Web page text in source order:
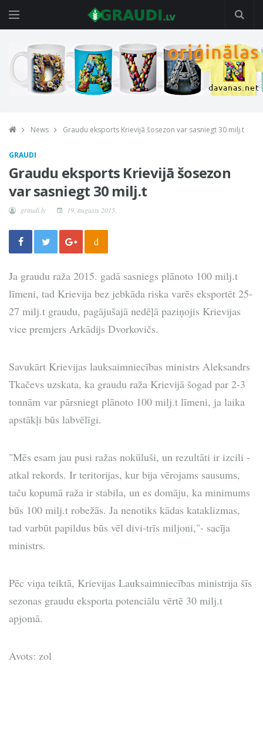
News Graudu eksports Krievijā šosezon var sasniegt 30 milj.t
GRAUDI
Graudu eksports Krievijā šosezon
var sasniegt 30 milj.t
graudi.lv 19. augusts 2015.
d
Ja graudu raža 2015. gadā sasniegs plānoto 100 milj.t
līmeni, tad Krievija bez jebkāda riska varēs eksportēt 25-
27 milj.t graudu, pagājušajā nedēļā paziņojis Krievijas
vice premjers Arkādijs Dvorkovičs.
Savukārt Krievijas lauksaimniecības ministrs Aleksandrs
Tkačevs uzskata, ka graudu raža Krievijā šogad par 2-3
tonnām var pārsniegt plānoto 100 milj.t līmeni, ja laika
apstākļi būs labvēlīgi.
"Mēs esam jau pusi ražas nokūluši, un rezultāti ir izcili -
atkal rekords. Ir teritorijas, kur bija vērojams sausums,
taču kopumā raža ir stabila, un es domāju, ka minimums
būs 100 milj.t robežās. Ja nenotiks kādas kataklizmas,
tad varbūt papildus būs vēl divi-trīs miljoni,"- sacīja
ministrs.
Pēc viņa teiktā, Krievijas Lauksaimniecības ministrija šīs
sezonas graudu eksporta potenciālu vērtē 30 milj.t
apjomā.
Avots: zol